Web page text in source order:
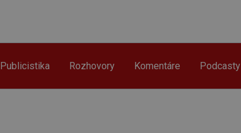
Publicistika Rozhovory Komentáre Podcasty